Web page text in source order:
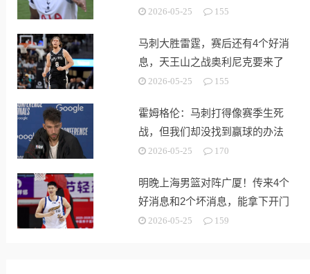
战2026-05-25 155
马刺大胜雷霆，赛后还有4个好消
息，天王山之战奥利尼克要来了
2026-05-25 155
霍姆格伦：马刺打得像赛季生死
战，但我们却没找到赢球的办法
2026-05-25 170
明晚上海男篮对阵广厦！传来4个
好消息和2个坏消息，能拿下开门
红2026-05-25 159